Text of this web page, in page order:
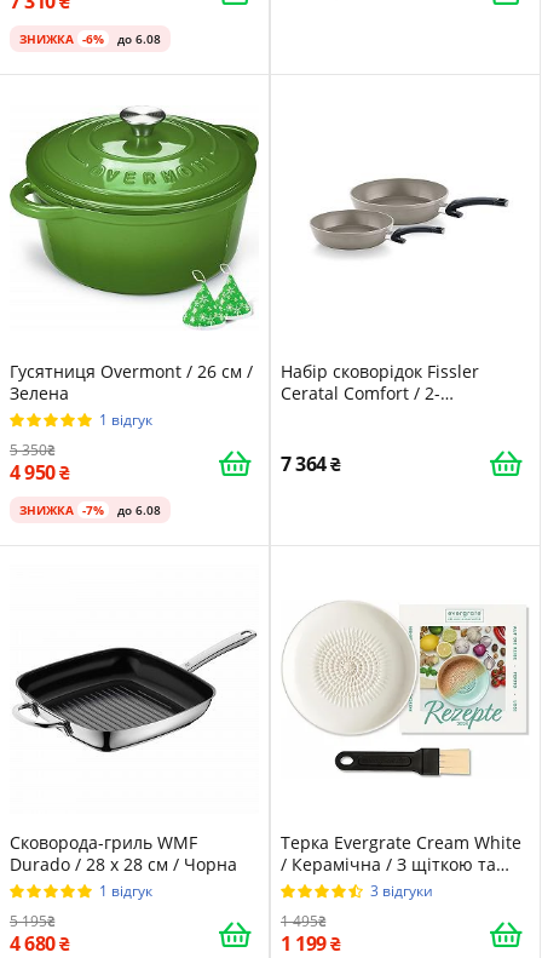
ЗНИЖКА -6% до 6.08
Гусятниця Overmont / 26 см /
Зелена
1 відгук
5 350
4 950
ЗНИЖКА -7% до 6.08
Набір сковорідок Fissler
Ceratal Comfort / 2-
покриттям (24 + 28 см) /
Антипригарне покриття /
7 364
Сковорода-гриль WMF
Durado / 28 x 28 см / Чорна
1 відгук
5 195
4 680
Терка Evergrate Cream White
/ Керамічна / З щіткою та
книгою рецептів
3 відгуки
1 495
1 199